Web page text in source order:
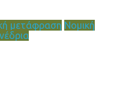
μετάφραση Νομική